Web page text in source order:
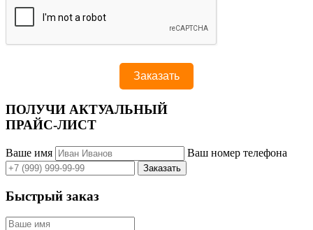
ПОЛУЧИ АКТУАЛЬНЫЙ
ПРАЙС-ЛИСТ
Ваше имя Ваш номер телефона
Быстрый заказ